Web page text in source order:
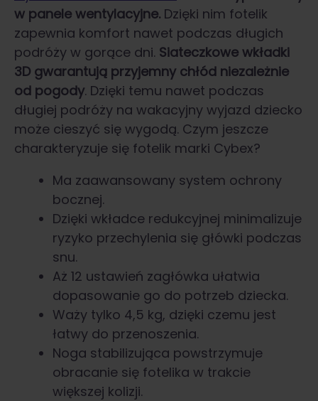
w panele wentylacyjne. Dzięki nim fotelik
zapewnia komfort nawet podczas długich
podróży w gorące dni. Siateczkowe wkładki
3D gwarantują przyjemny chłód niezależnie
od pogody. Dzięki temu nawet podczas
długiej podróży na wakacyjny wyjazd dziecko
może cieszyć się wygodą. Czym jeszcze
charakteryzuje się fotelik marki Cybex?
Ma zaawansowany system ochrony
bocznej.
Dzięki wkładce redukcyjnej minimalizuje
ryzyko przechylenia się główki podczas
snu.
Aż 12 ustawień zagłówka ułatwia
dopasowanie go do potrzeb dziecka.
Waży tylko 4,5 kg, dzięki czemu jest
łatwy do przenoszenia.
Noga stabilizująca powstrzymuje
obracanie się fotelika w trakcie
większej kolizji.